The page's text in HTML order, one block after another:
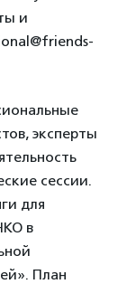
и
эксперты
сессии.
для
в
План